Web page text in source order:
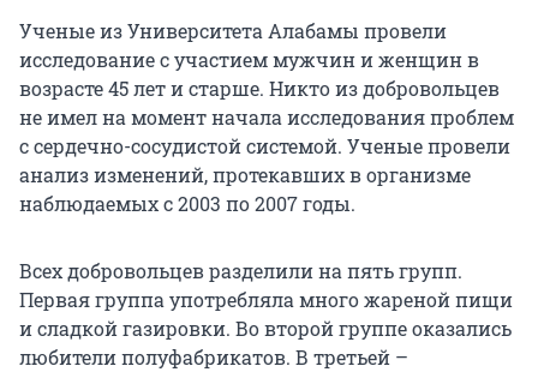
Ученые из Университета Алабамы провели
исследование с участием мужчин и женщин в
возрасте 45 лет и старше. Никто из добровольцев
не имел на момент начала исследования проблем
с сердечно-сосудистой системой. Ученые провели
анализ изменений, протекавших в организме
наблюдаемых с 2003 по 2007 годы.
Всех добровольцев разделили на пять групп.
Первая группа употребляла много жареной пищи
и сладкой газировки. Во второй группе оказались
любители полуфабрикатов. В третьей –